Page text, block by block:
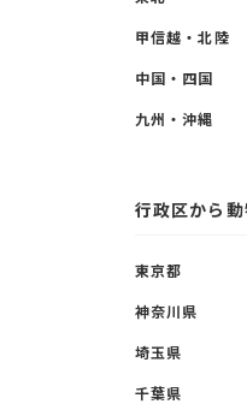
甲信越・北陸
中国・四国
九州・沖縄
行政区から
東京都
神奈川県
埼玉県
千葉県